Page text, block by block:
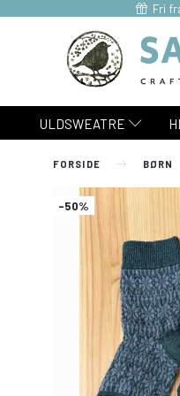
Fri
ULDSWEATRE
FORSIDE BØRN
-50%